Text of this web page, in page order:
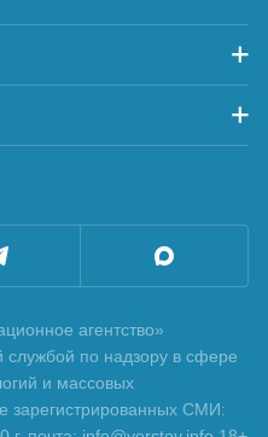
агентство»
службой по надзору в сфере
и массовых
зарегистрированных СМИ: